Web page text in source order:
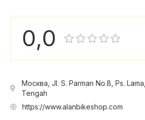
0,0
Москва, Jl. S. Parman No.8, Ps.
Tengah
https://www.alanbikeshop.com